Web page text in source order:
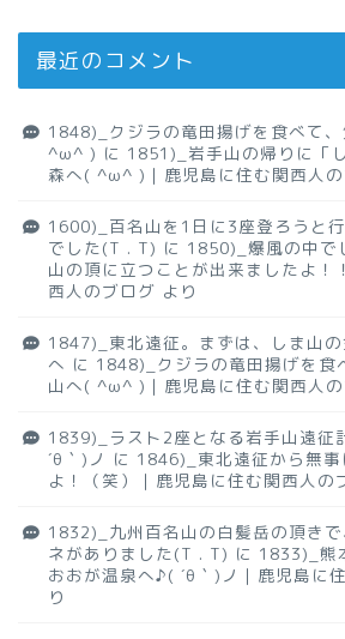
最近のコメント
1848)_クジラの竜田揚げを食べて
^ω^ ) に 1851)_岩手山の帰りに「
森へ( ^ω^ )｜鹿児島に住む関西人
1600)_百名山を1日に3座登ろうと
でした(T . T) に 1850)_爆風の中で
山の頂に立つことが出来ましたよ
西人のブログ より
1847)_東北遠征。まずは、しま山
へ に 1848)_クジラの竜田揚げを食
山へ( ^ω^ )｜鹿児島に住む関西人
1839)_ラスト2座となる岩手山遠征
´θ｀)ノ に 1846)_東北遠征から無事
よ！（笑）｜鹿児島に住む関西人の
1832)_九州百名山の白髪岳の頂き
ネがありました(T . T) に 1833)_熊
おおが温泉へ♪( ´θ｀)ノ｜鹿児島に
り